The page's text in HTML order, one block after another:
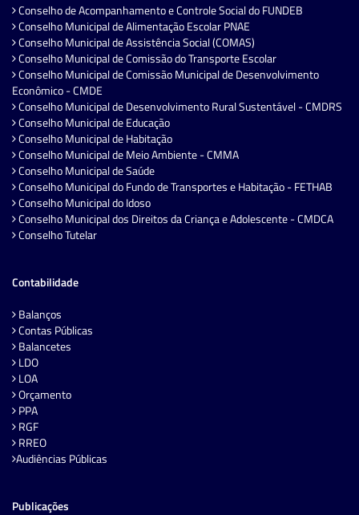
Conselho de Acompanhamento e Controle Social do FUNDEB
Conselho Municipal de Alimentação Escolar PNAE
Conselho Municipal de Assistência Social (COMAS)
Conselho Municipal de Comissão do Transporte Escolar
Conselho Municipal de Comissão Municipal de Desenvolvimento
Econômico - CMDE
Conselho Municipal de Desenvolvimento Rural Sustentável - CMDRS
Conselho Municipal de Educação
Conselho Municipal de Habitação
Conselho Municipal de Meio Ambiente - CMMA
Conselho Municipal de Saúde
Conselho Municipal do Fundo de Transportes e Habitação - FETHAB
Conselho Municipal do Idoso
Conselho Municipal dos Direitos da Criança e Adolescente - CMDCA
Conselho Tutelar
Contabilidade
Balanços
Contas Públicas
Balancetes
LDO
LOA
Orçamento
PPA
RGF
RREO
Audiências Públicas
Publicações